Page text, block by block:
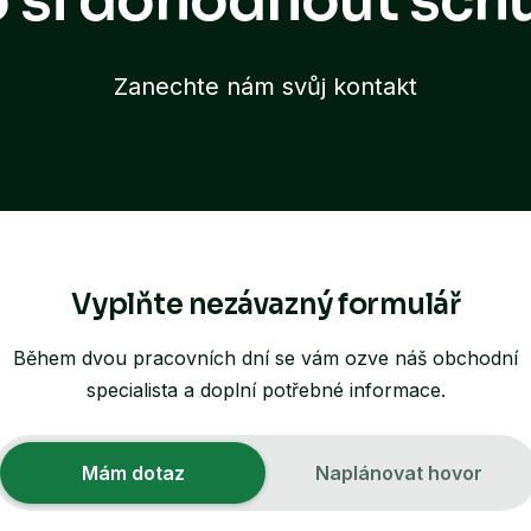
Zanechte nám svůj kontakt
Vyplňte nezávazný formulář
Během dvou pracovních dní se vám ozve náš obchodní
specialista a doplní potřebné informace.
Mám dotaz Naplánovat hovor